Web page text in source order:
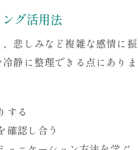
グ活用法
悲しみなど複雑な感情に
静に整理できる点にありま
する
確認し合う